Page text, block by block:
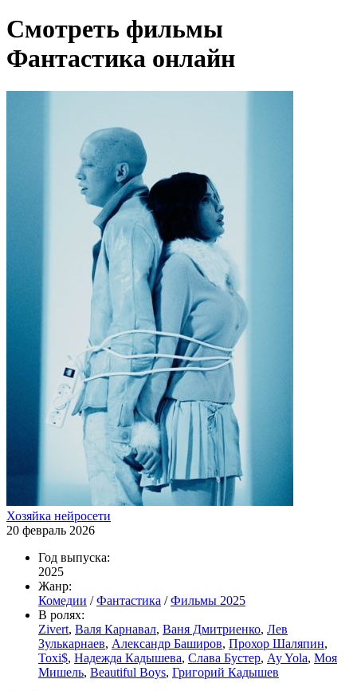
Смотреть фильмы
Фантастика онлайн
Хозяйка нейросети
20 февраль 2026
Год выпуска:
2025
Жанр:
Комедии /Фантастика /Фильмы 2025
В ролях:
Zivert, Валя Карнавал, Ваня Дмитриенко, Лев
Зулькарнаев, Александр Баширов, Прохор Шаляпин,
Toxi$, Надежда Кадышева, Слава Бустер, Ay Yola, Моя
Мишель, Beautiful Boys, Григорий Кадышев